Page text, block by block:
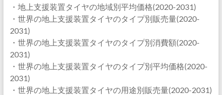
・地上支援装置タイヤの地域別平均価格(2020-2031)
・世界の地上支援装置タイヤのタイプ別販売量(2020-
2031)
・世界の地上支援装置タイヤのタイプ別消費額(2020-
2031)
・世界の地上支援装置タイヤのタイプ別平均価格(2020-
2031)
・世界の地上支援装置タイヤの用途別販売量(2020-2031)